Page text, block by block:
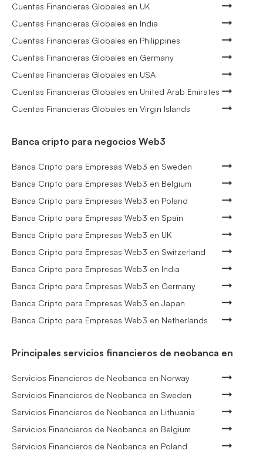
Cuentas Financieras Globales en UK
Cuentas Financieras Globales en India
Cuentas Financieras Globales en Philippines
Cuentas Financieras Globales en Germany
Cuentas Financieras Globales en USA
Cuentas Financieras Globales en United Arab Emirates
Cuentas Financieras Globales en Virgin Islands
Banca cripto para negocios Web3
Banca Cripto para Empresas Web3 en Sweden
Banca Cripto para Empresas Web3 en Belgium
Banca Cripto para Empresas Web3 en Poland
Banca Cripto para Empresas Web3 en Spain
Banca Cripto para Empresas Web3 en UK
Banca Cripto para Empresas Web3 en Switzerland
Banca Cripto para Empresas Web3 en India
Banca Cripto para Empresas Web3 en Germany
Banca Cripto para Empresas Web3 en Japan
Banca Cripto para Empresas Web3 en Netherlands
Principales servicios financieros de neobanca en
Servicios Financieros de Neobanca en Norway
Servicios Financieros de Neobanca en Sweden
Servicios Financieros de Neobanca en Lithuania
Servicios Financieros de Neobanca en Belgium
Servicios Financieros de Neobanca en Poland